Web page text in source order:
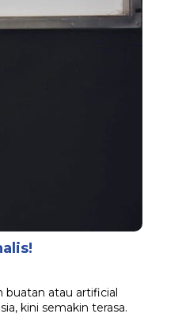
buatan atau artificial
kini semakin terasa.